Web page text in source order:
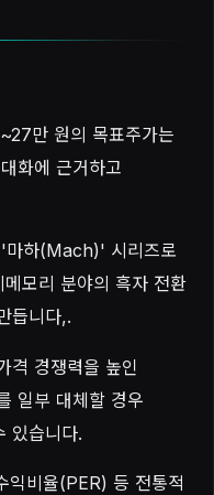
만 원의 목표주가는
화에 근거하고
'마하(Mach)' 시리즈로
모리 분야의 흑자 전환
듭니다,.
격 경쟁력을 높인
일부 대체할 경우
있습니다.
익비율(PER) 등 전통적